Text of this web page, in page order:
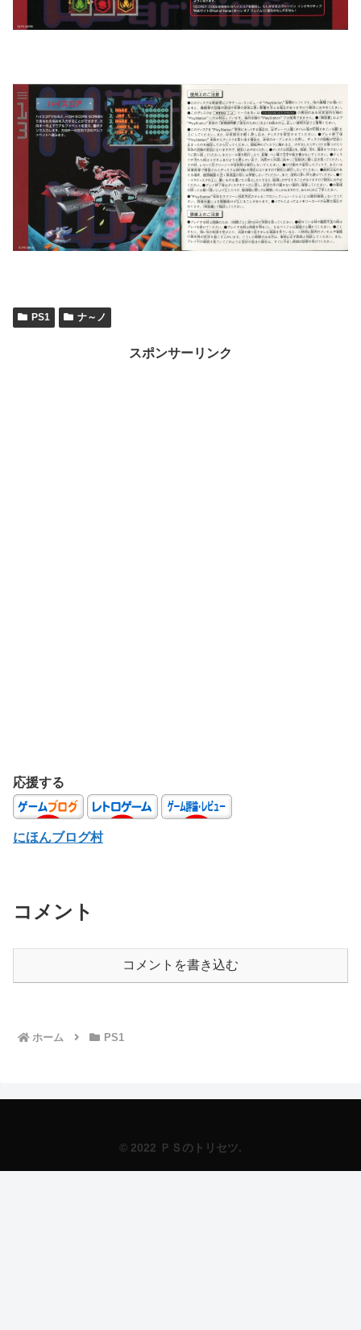
PS1 ナ～ノ
スポンサーリンク
応援する
にほんブログ村
コメント
コメントを書き込む
ホーム PS1
© 2022 ＰＳのトリセツ.